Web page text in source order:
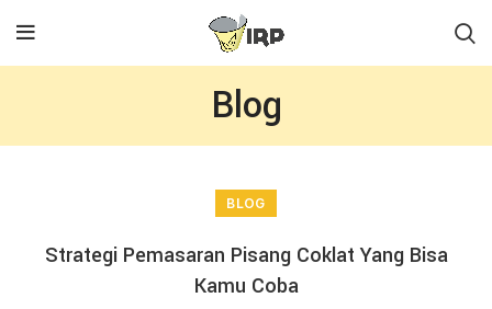
Blog
BLOG
Strategi Pemasaran Pisang Coklat Yang Bisa
Kamu Coba